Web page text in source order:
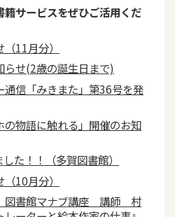
サービスをぜひご活用くだ
11月分）
らせ(2歳の誕生日まで)
通信「みきまた」第36号を発
物語に触れる」開催のお知
た！！（多賀図書館）
10月分）
図書館マナブ講座 講師 村